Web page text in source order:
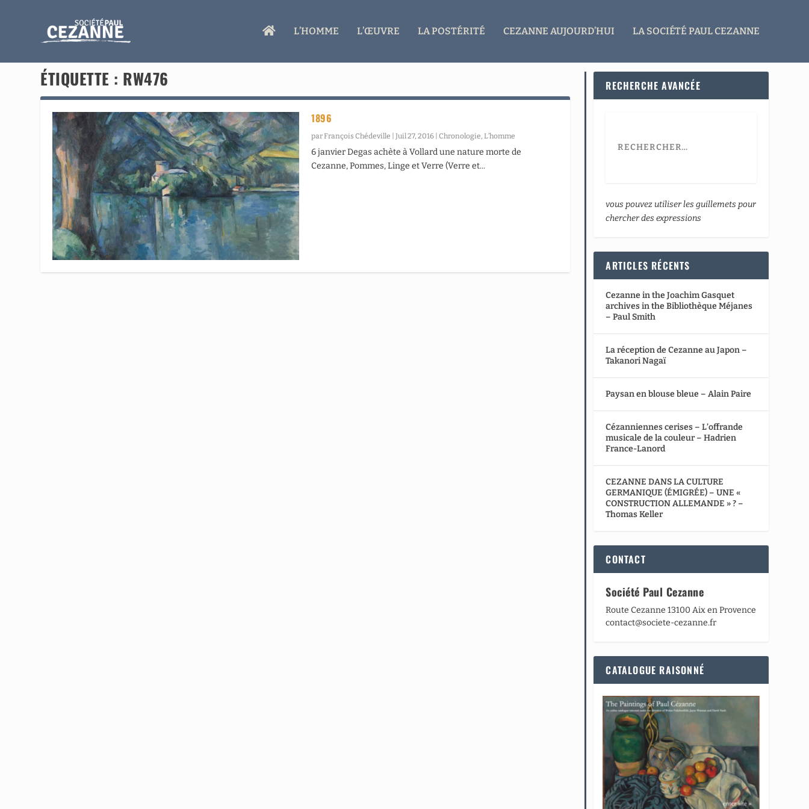
A
L’HOMME L’ŒUVRE LA POSTÉRITÉ CEZANNE AUJOURD’HUI LA SOCIÉTÉ PAUL CEZANNE
ÉTIQUETTE : RW476
1896
parFrançois Chédeville |Juil 27, 2016 |Chronologie,L’homme
6 janvier Degas achète à Vollard une nature morte de
Cezanne, Pommes, Linge et Verre (Verre et...
RECHERCHE AVANCÉE
vous pouvez utiliser les guillemets pour
chercher des expressions
ARTICLES RÉCENTS
Cezanne in the Joachim Gasquet
archives in the Bibliothèque Méjanes
– Paul Smith
La réception de Cezanne au Japon –
Takanori Nagaï
Paysan en blouse bleue – Alain Paire
Cézanniennes cerises – L’offrande
musicale de la couleur – Hadrien
France-Lanord
CEZANNE DANS LA CULTURE
GERMANIQUE (ÉMIGRÉE) – UNE «
CONSTRUCTION ALLEMANDE » ? –
Thomas Keller
CONTACT
Société Paul Cezanne
Route Cezanne 13100 Aix en Provence
contact@societe-cezanne.fr
CATALOGUE RAISONNÉ